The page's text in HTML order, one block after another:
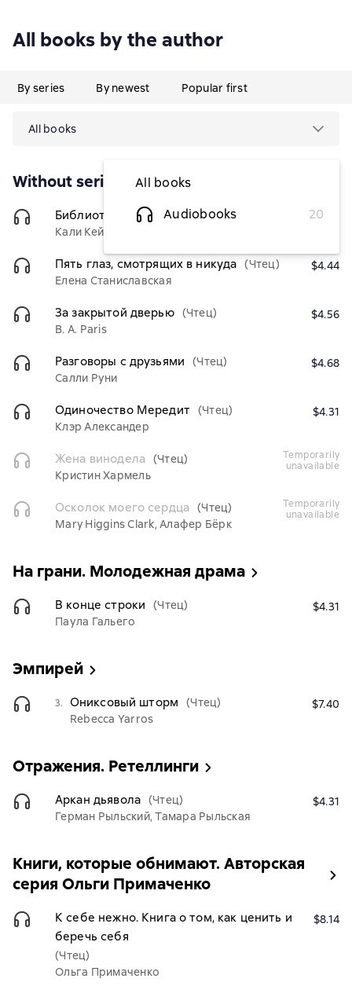
All books by the author
By series By newest Popular first
All books
All books
Audiobooks
20
Without series
Библиотека счастливых (Чтец)
Кали Кейс
$3.69
Пять глаз, смотрящих в никуда (Чтец)
Елена Станиславская
$4.44
За закрытой дверью (Чтец)
B. A. Paris
$4.56
Разговоры с друзьями
(Чтец)
Салли Руни
$4.68
Одиночество Мередит (Чтец)
Клэр Александер
$4.31
Жена винодела
(Чтец)
Кристин Хармель
temporarily
unavailable
Осколок моего сердца
(Чтец)
Mary Higgins Clark, Алафер Бёрк
temporarily
unavailable
На грани. Молодежная драма
В конце строки
(Чтец)
Паула Гальего
$4.31
Эмпирей
3. Ониксовый шторм
(Чтец)
Rebecca Yarros
$7.40
Отражения. Ретеллинги
Аркан дьявола (Чтец)
Герман Рыльский, Тамара Рыльская
$4.31
Книги, которые обнимают. Авторская
серия Ольги Примаченко
К себе нежно. Книга о том, как ценить и
беречь себя
(Чтец)
Ольга Примаченко
$8.14